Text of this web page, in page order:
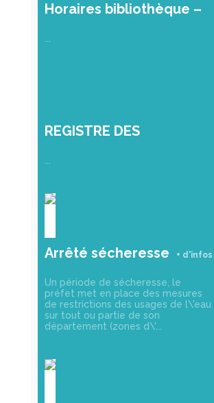
Horaires bibliothèque –
REGISTRE DES
Arrêté sécheresse
Un période de sécheresse, le
préfet met en place des mesures
de restrictions des usages de l\'eau
sur tout ou partie de son
département (zones d\'...